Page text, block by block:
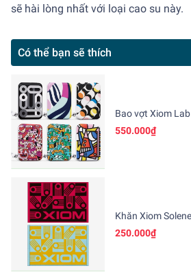
sẽ hài lòng nhất với loại cao su này.
Có thể bạn sẽ thích
Bao vợt Xiom
550.000₫
Khăn Xiom
250.000₫